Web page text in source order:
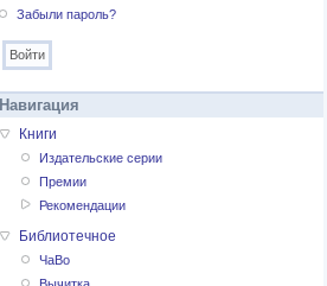
Забыли пароль?
Навигация
Книги
Издательские серии
Премии
Рекомендации
Библиотечное
ЧаВо